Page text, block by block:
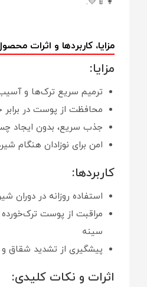
مزایا، کاربردها و اثرات
مزایا:
ترمیم سریع ترک‌ها و
محافظت از پوست در
جذب سریع، بدون ایجاد
امن برای نوزادان هنگام
کاربردها:
استفاده روزانه در دوران
مراقبت از پوست
سینه
پیشگیری از تشدید شقاق و
اثرات و نکات کلیدی: